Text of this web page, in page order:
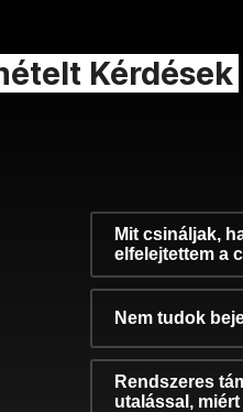
Kérdések
Mit csináljak,
elfelejtettem a
Nem tudok
Rendszeres
utalással,